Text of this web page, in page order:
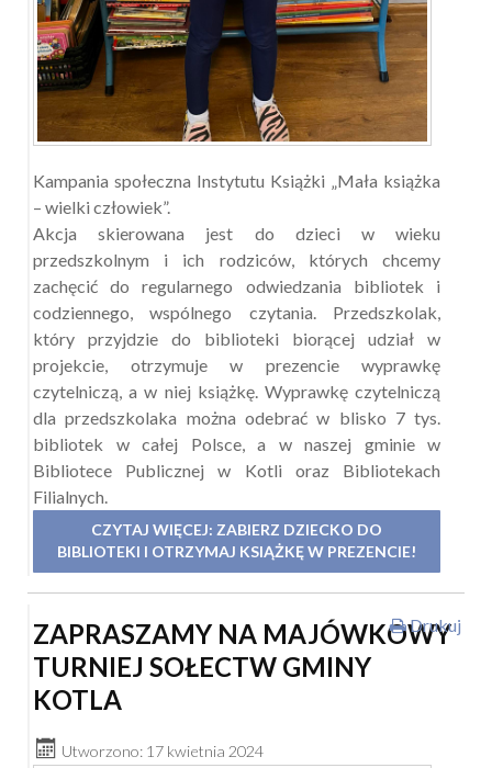
Kampania społeczna Instytutu Książki „Mała książka
– wielki człowiek”.
Akcja skierowana jest do dzieci w wieku
przedszkolnym i ich rodziców, których chcemy
zachęcić do regularnego odwiedzania bibliotek i
codziennego, wspólnego czytania. Przedszkolak,
który przyjdzie do biblioteki biorącej udział w
projekcie, otrzymuje w prezencie wyprawkę
czytelniczą, a w niej książkę. Wyprawkę czytelniczą
dla przedszkolaka można odebrać w blisko 7 tys.
bibliotek w całej Polsce, a w naszej gminie w
Bibliotece Publicznej w Kotli oraz Bibliotekach
Filialnych.
CZYTAJ WIĘCEJ: ZABIERZ DZIECKO DO
BIBLIOTEKI I OTRZYMAJ KSIĄŻKĘ W PREZENCIE!
ZAPRASZAMY NA MAJÓWKOWY
TURNIEJ SOŁECTW GMINY
KOTLA
Utworzono: 17 kwietnia 2024
Drukuj